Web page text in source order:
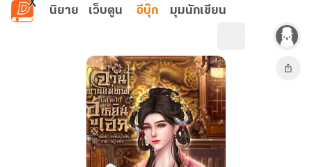
ข้ามไปยังเนื้อหาหลัก
นิยาย เว็บตูน อีบุ๊ก มุมนักเขียน